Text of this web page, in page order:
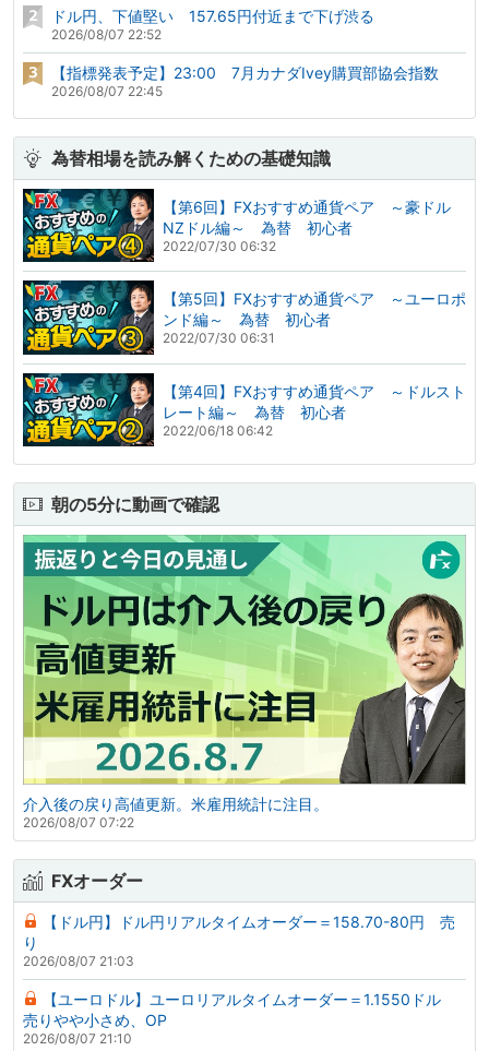
ドル円、下値堅い 157.65円付近まで下げ渋る
2026/08/07 22:52
【指標発表予定】23:00 7月カナダIvey購買部協会指数
2026/08/07 22:45
為替相場を読み解くための基礎知識
【第6回】FXおすすめ通貨ペア ～豪ドル
NZドル編～ 為替 初心者
2022/07/30 06:32
【第5回】FXおすすめ通貨ペア ～ユーロポ
ンド編～ 為替 初心者
2022/07/30 06:31
【第4回】FXおすすめ通貨ペア ～ドルスト
レート編～ 為替 初心者
2022/06/18 06:42
朝の5分に動画で確認
介入後の戻り高値更新。米雇用統計に注目。
2026/08/07 07:22
FXオーダー
【ドル円】ドル円リアルタイムオーダー＝158.70-80円 売
り
2026/08/07 21:03
【ユーロドル】ユーロリアルタイムオーダー＝1.1550ドル
売りやや小さめ、OP
2026/08/07 21:10